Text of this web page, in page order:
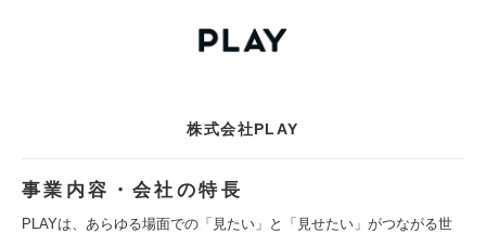
株式会社PLAY
事業内容・会社の特長
PLAYは、あらゆる場面での「見たい」と「見せたい」がつながる世